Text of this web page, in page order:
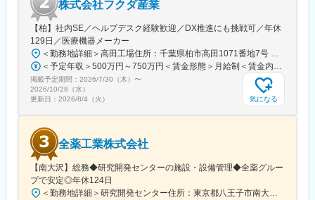
（VIR営業部全体で19名）
担当施設数：約50施設（うち重点病院 約20施設）
◆この仕事・当社の魅力
・未経験からでも、医療業界に挑戦できる研修体制 入社後約3か
月間の導入研修では、基礎から製品・医療知識の習得が可能で
す。
・主体性・自発性が成長に直結する環境 成長期の組織だからこ
そ、行動や工夫が成果につながりやすい環境です。
・若手リーダーを目指せるキャリア機会 異業界出身者が数年でリ
ーダーへ昇進した実績もあります。
・社会貢献と自己成長、評価がつながる仕事 医療現場への貢献
が、自身の成長や報酬としても還元されます。
変更の範囲：会社の定める業務
株式会社フクダ産業
【柏】社内SE／ヘルプデスク経験歓迎／DX推進にも挑戦可／年休
129日／医療機器メーカー
＜勤務地詳細＞高田工場住所：千葉県柏市高田1071番地7号 勤務地最寄駅：つくばエクスプレス線／柏の葉キャンパス駅受動喫煙対策：屋内全面禁煙変更の範囲：【変更の範囲：流山本社および高田工場】
＜予定年収＞500万円～750万円＜賃金形態＞月給制＜賃金内訳＞月額（基本給）：300,000円～430,000円＜月給＞300,000円～430,000円＜昇給有無＞有＜残業手当＞有＜給与補足＞※経験・スキルを考慮の上決定いたします。■賞与：年2回（7月・12月）※昨年実績4.2ヶ月■昇給：年1回（1月）■モデル年収：・年収580万円 主任（月給34万円×12ヶ月＋諸手当）・年収820万円 課長（月給48万円×12ヶ月＋諸手当）賃金はあくまでも目安の金額であり、選考を通じて上下する可能性があります。月給(月額)は固定手当を含めた表記です。
掲載予定期間： 2026/7/30（木） 〜
2026/10/28（水）
更新日： 2026/8/4（火） 気になる
全薬工業株式会社
【南大沢】総務◆研究開発センターの施設・設備管理◆全薬グルー
プで安定◎年休124日
＜勤務地詳細＞研究開発センター住所：東京都八王子市南大沢四丁目７－１ 勤務地最寄駅：京王相模原線／南大沢駅受動喫煙対策：屋内全面禁煙変更の範囲：会社の定める事業所